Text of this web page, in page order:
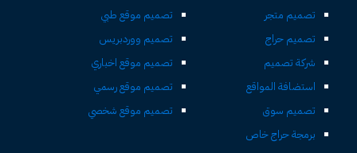
تصميم متجر
تصميم حراج
شركة تصميم
استضافة المواقع
تصميم سوق
برمجة حراج خاص
تصميم موقع طبي
تصميم ووردبريس
تصميم موقع اخباري
تصميم موقع رسمي
تصميم موقع شخصي